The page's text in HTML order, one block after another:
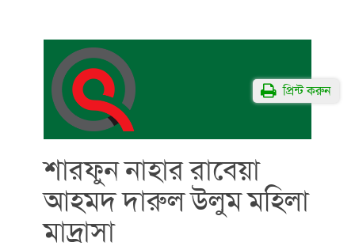
শারফুন নাহার রাবেয়া
আহমদ দারুল উলুম মহিলা
মাদ্রাসা
প্রিন্ট করুন